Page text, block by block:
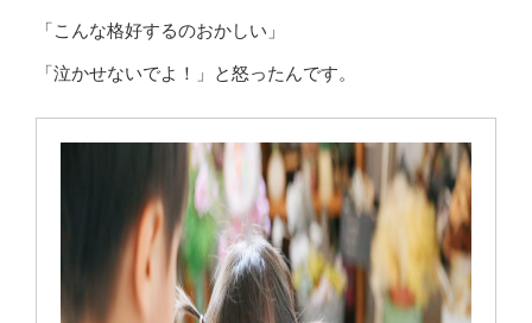
「こんな格好するのおかしい」
「泣かせないでよ！」と怒ったんです。